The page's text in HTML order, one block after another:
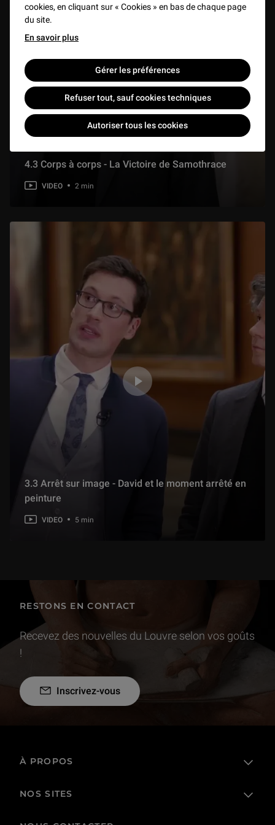
cookies, en cliquant sur « Cookies » en bas de chaque page
du site.
En savoir plus
Gérer les préférences
Refuser tout, sauf cookies techniques
Autoriser tous les cookies
4.3 Corps à corps - La Victoire de Samothrace
VIDEO 2 min
3.3 Arrêt sur image - David et le moment arrêté en
peinture
VIDEO 5 min
RESTONS EN CONTACT
Recevez des nouvelles du Louvre selon vos goûts
!
Inscrivez-vous
À PROPOS
L'établissement public
NOS SITES